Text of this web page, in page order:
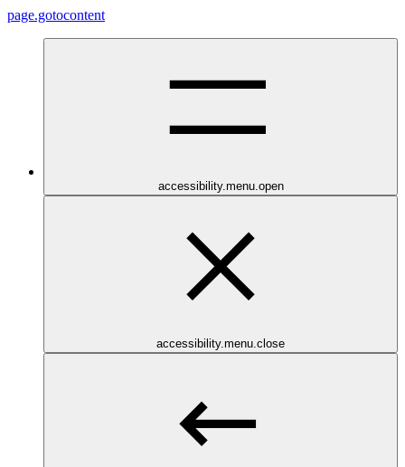
page.gotocontent
accessibility.menu.open
accessibility.menu.close